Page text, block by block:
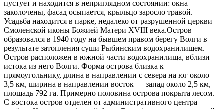
пустует и находится в неприглядном состоянии: окна
заколочены, фасад осыпается, крыльцо заросло травой.
Усадьба находится в парке, недалеко от разрушенной церкви
Смоленской иконы Божией Матери XVIII века.Остров
образовался в 1940 году на бывшем правом берегу Волги в
результате затопления суши Рыбинским водохранилищем.
Остров расположен в южной части водохранилища, вблизи
истока из него Волги. Форма острова близка к
прямоугольнику, длина в направлении с севера на юг около
3,5 км, ширина в направлении восток — запад около 2,5 км,
площадь 792 га. Примерно половина острова покрыта лесом.
С востока остров отделен от административного центра —